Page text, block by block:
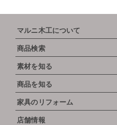
マルニ木工について
商品検索
素材を知る
商品を知る
家具のリフォーム
店舗情報